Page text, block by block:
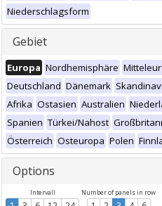
Niederschlagsform
Gebiet
Europa Nordhemisphäre
Deutschland Dänemark
Afrika Ostasien Australien
Spanien Türkei/Nahost
Österreich Osteuropa Polen
Options
Intervall Number of panels in row